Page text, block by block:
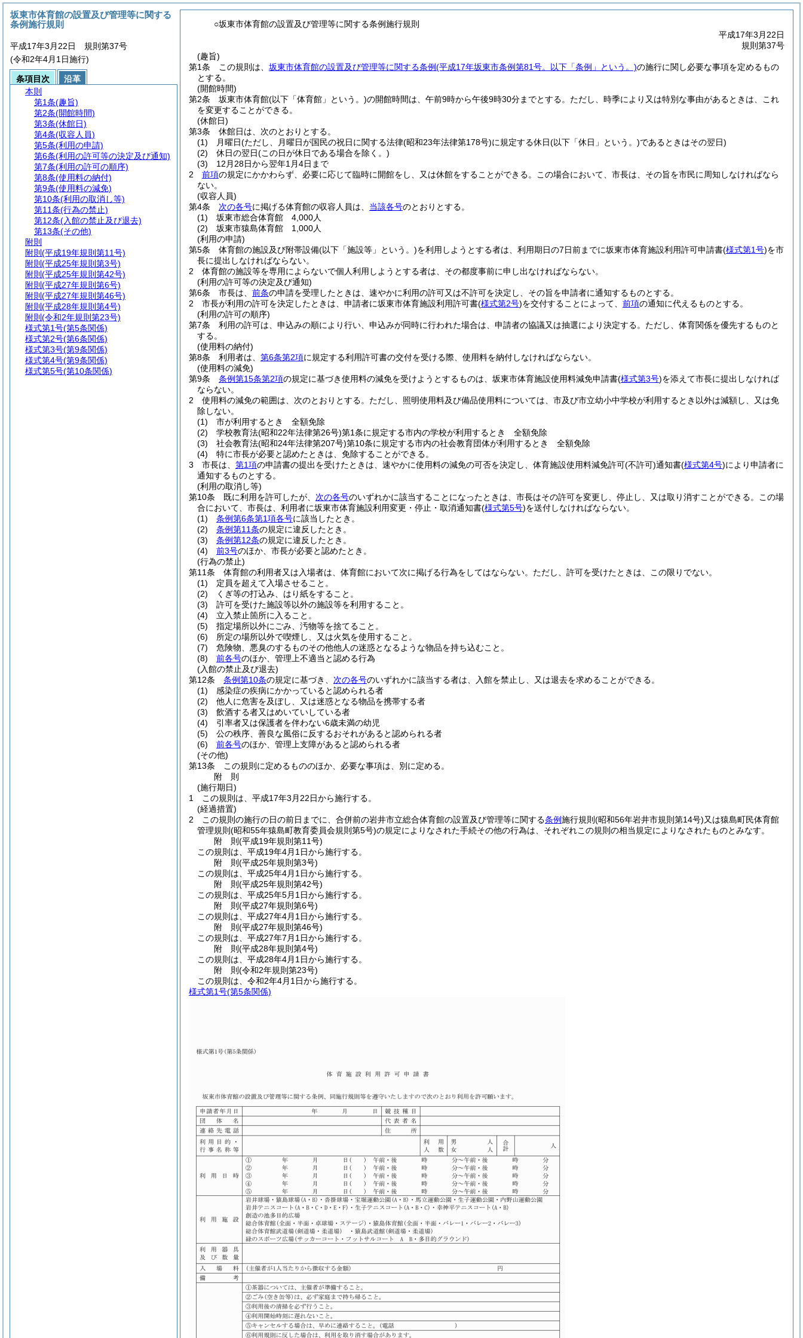
○坂東市体育館の設置及び管理等に関する条例施行規則
平成17年3月22日
規則第37号
(趣旨)
第1条
この規則は、 坂東市体育館の設置及び管理等に関する条例(平成17年坂東市条例第81号。以下「条例」という。)の施行に関し必要な事項を定めるもの
とする。
(開館時間)
第2条
坂東市体育館(以下「体育館」という。)の開館時間は、午前9時から午後9時30分までとする。 ただし、時季により又は特別な事由があるときは、これ
を変更することができる。
(休館日)
第3条
休館日は、次のとおりとする。
(1)
月曜日(ただし、月曜日が国民の祝日に関する法律(昭和23年法律第178号)に規定する休日(以下「休日」という。)であるときはその翌日)
(2)
休日の翌日(この日が休日である場合を除く。)
(3)
12月28日から翌年1月4日まで
2
前項の規定にかかわらず、必要に応じて臨時に開館をし、又は休館をすることができる。
この場合において、市長は、その旨を市民に周知しなければなら
ない。
(収容人員)
第4条
次の各号に掲げる体育館の収容人員は、 当該各号のとおりとする。
(1)
坂東市総合体育館 4,000人
(2)
坂東市猿島体育館 1,000人
(利用の申請)
第5条
体育館の施設及び附帯設備(以下「施設等」という。)を利用しようとする者は、利用期日の7日前までに坂東市体育施設利用許可申請書(様式第1号)を市
長に提出しなければならない。
2
体育館の施設等を専用によらないで個人利用しようとする者は、その都度事前に申し出なければならない。
(利用の許可等の決定及び通知)
第6条
市長は、 前条の申請を受理したときは、速やかに利用の許可又は不許可を決定し、その旨を申請者に通知するものとする。
2
市長が利用の許可を決定したときは、申請者に坂東市体育施設利用許可書(様式第2号)を交付することによって、 前項の通知に代えるものとする。
(利用の許可の順序)
第7条
利用の許可は、申込みの順により行い、申込みが同時に行われた場合は、申請者の協議又は抽選により決定する。 ただし、体育関係を優先するものと
する。
(使用料の納付)
第8条
利用者は、 第6条第2項に規定する利用許可書の交付を受ける際、使用料を納付しなければならない。
(使用料の減免)
第9条
条例第15条第2項の規定に基づき使用料の減免を受けようとするものは、坂東市体育施設使用料減免申請書(様式第3号)を添えて市長に提出しなければ
ならない。
2
使用料の減免の範囲は、次のとおりとする。 ただし、照明使用料及び備品使用料については、市及び市立幼小中学校が利用するとき以外は減額し、又は免
除しない。
(1)
市が利用するとき 全額免除
(2)
学校教育法(昭和22年法律第26号)第1条に規定する市内の学校が利用するとき 全額免除
(3)
社会教育法(昭和24年法律第207号)第10条に規定する市内の社会教育団体が利用するとき 全額免除
(4)
特に市長が必要と認めたときは、免除することができる。
3
市長は、 第1項の申請書の提出を受けたときは、速やかに使用料の減免の可否を決定し、体育施設使用料減免許可(不許可)通知書(様式第4号)により申請者に
通知するものとする。
(利用の取消し等)
第10条
既に利用を許可したが、 次の各号のいずれかに該当することになったときは、市長はその許可を変更し、停止し、又は取り消すことができる。
この場
合において、市長は、利用者に坂東市体育施設利用変更・停止・取消通知書(様式第5号)を送付しなければならない。
(1)
条例第6条第1項各号に該当したとき。
(2)
条例第11条の規定に違反したとき。
(3)
条例第12条の規定に違反したとき。
(4)
前3号のほか、市長が必要と認めたとき。
(行為の禁止)
第11条
体育館の利用者又は入場者は、体育館において次に掲げる行為をしてはならない。 ただし、許可を受けたときは、この限りでない。
(1)
定員を超えて入場させること。
(2)
くぎ等の打込み、はり紙をすること。
(3)
許可を受けた施設等以外の施設等を利用すること。
(4)
立入禁止箇所に入ること。
(5)
指定場所以外にごみ、汚物等を捨てること。
(6)
所定の場所以外で喫煙し、又は火気を使用すること。
(7)
危険物、悪臭のするものその他他人の迷惑となるような物品を持ち込むこと。
(8)
前各号のほか、管理上不適当と認める行為
(入館の禁止及び退去)
第12条
条例第10条の規定に基づき、 次の各号のいずれかに該当する者は、入館を禁止し、又は退去を求めることができる。
(1)
感染症の疾病にかかっていると認められる者
(2)
他人に危害を及ぼし、又は迷惑となる物品を携帯する者
(3)
飲酒する者又はめいていしている者
(4)
引率者又は保護者を伴わない6歳未満の幼児
(5)
公の秩序、善良な風俗に反するおそれがあると認められる者
(6)
前各号のほか、管理上支障があると認められる者
(その他)
第13条
この規則に定めるもののほか、必要な事項は、別に定める。
附 則
(施行期日)
1
この規則は、平成17年3月22日から施行する。
(経過措置)
2
この規則の施行の日の前日までに、合併前の岩井市立総合体育館の設置及び管理等に関する条例施行規則 (昭和56年岩井市規則第14号)又は猿島町民体育館
管理規則 (昭和55年猿島町教育委員会規則第5号)の規定によりなされた手続その他の行為は、それぞれこの規則の相当規定によりなされたものとみなす。
附 則(平成19年規則第11号)
この規則は、平成19年4月1日から施行する。
附 則(平成25年規則第3号)
この規則は、平成25年4月1日から施行する。
附 則(平成25年規則第42号)
この規則は、平成25年5月1日から施行する。
附 則(平成27年規則第6号)
この規則は、平成27年4月1日から施行する。
附 則(平成27年規則第46号)
この規則は、平成27年7月1日から施行する。
附 則(平成28年規則第4号)
この規則は、平成28年4月1日から施行する。
附 則(令和2年規則第23号)
この規則は、令和2年4月1日から施行する。
様式第1号(第5条関係)
坂東市体育館の設置及び管理等に関する
条例施行規則
平成17年3月22日 規則第37号
(令和2年4月1日施行)
条項目次
沿革
本則
第1条(趣旨)
第2条(開館時間)
第3条(休館日)
第4条(収容人員)
第5条(利用の申請)
第6条(利用の許可等の決定及び通知)
第7条(利用の許可の順序)
第8条(使用料の納付)
第9条(使用料の減免)
第10条(利用の取消し等)
第11条(行為の禁止)
第12条(入館の禁止及び退去)
第13条(その他)
附則
附則 (平成19年規則第11号)
附則 (平成25年規則第3号)
附則 (平成25年規則第42号)
附則 (平成27年規則第6号)
附則 (平成27年規則第46号)
附則 (平成28年規則第4号)
附則 (令和2年規則第23号)
様式第1号(第5条関係)
様式第2号(第6条関係)
様式第3号(第9条関係)
様式第4号(第9条関係)
様式第5号(第10条関係)